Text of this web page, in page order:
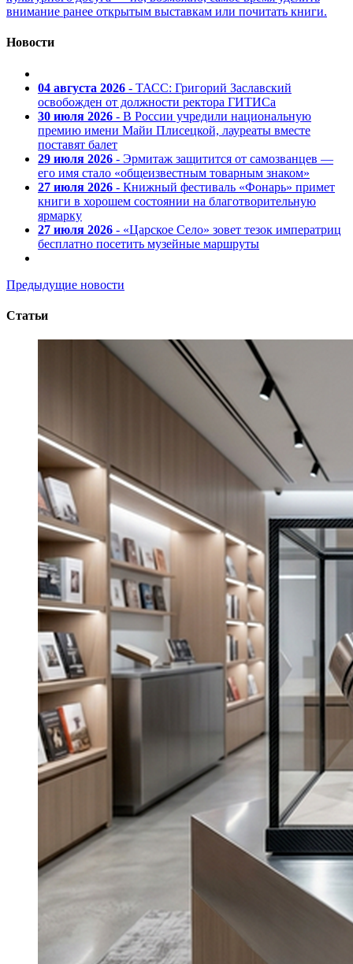
внимание ранее открытым выставкам или почитать книги.
Новости
04 августа 2026 - ТАСС: Григорий Заславский
освобожден от должности ректора ГИТИСа
30 июля 2026 - В России учредили национальную
премию имени Майи Плисецкой, лауреаты вместе
поставят балет
29 июля 2026 - Эрмитаж защитится от самозванцев —
его имя стало «общеизвестным товарным знаком»
27 июля 2026 - Книжный фестиваль «Фонарь» примет
книги в хорошем состоянии на благотворительную
ярмарку
27 июля 2026 - «Царское Село» зовет тезок императриц
бесплатно посетить музейные маршруты
Предыдущие новости
Статьи